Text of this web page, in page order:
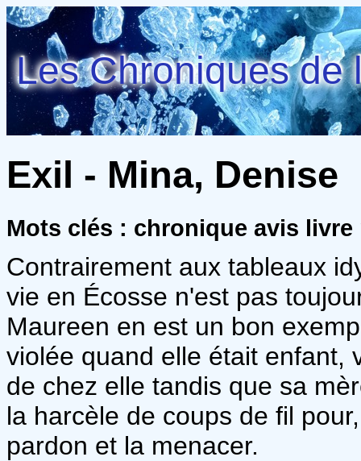
Les Chroniques de
Exil - Mina, Denise
Mots clés : chronique avis livre
Contrairement aux tableaux
vie en Écosse n'est pas
Maureen en est un bon
violée quand elle était enfant,
de chez elle tandis que sa
la harcèle de coups de fil
pardon et la menacer.